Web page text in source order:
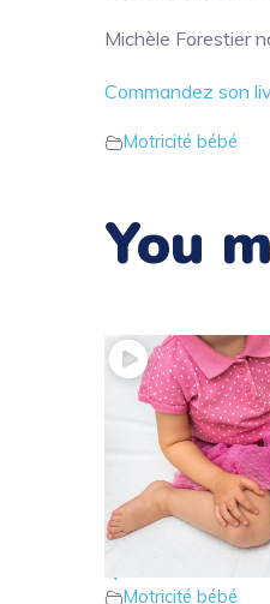
Michèle Forestier
Commandez son
Motricité bébé
You
18 – Votre
Motricité bébé